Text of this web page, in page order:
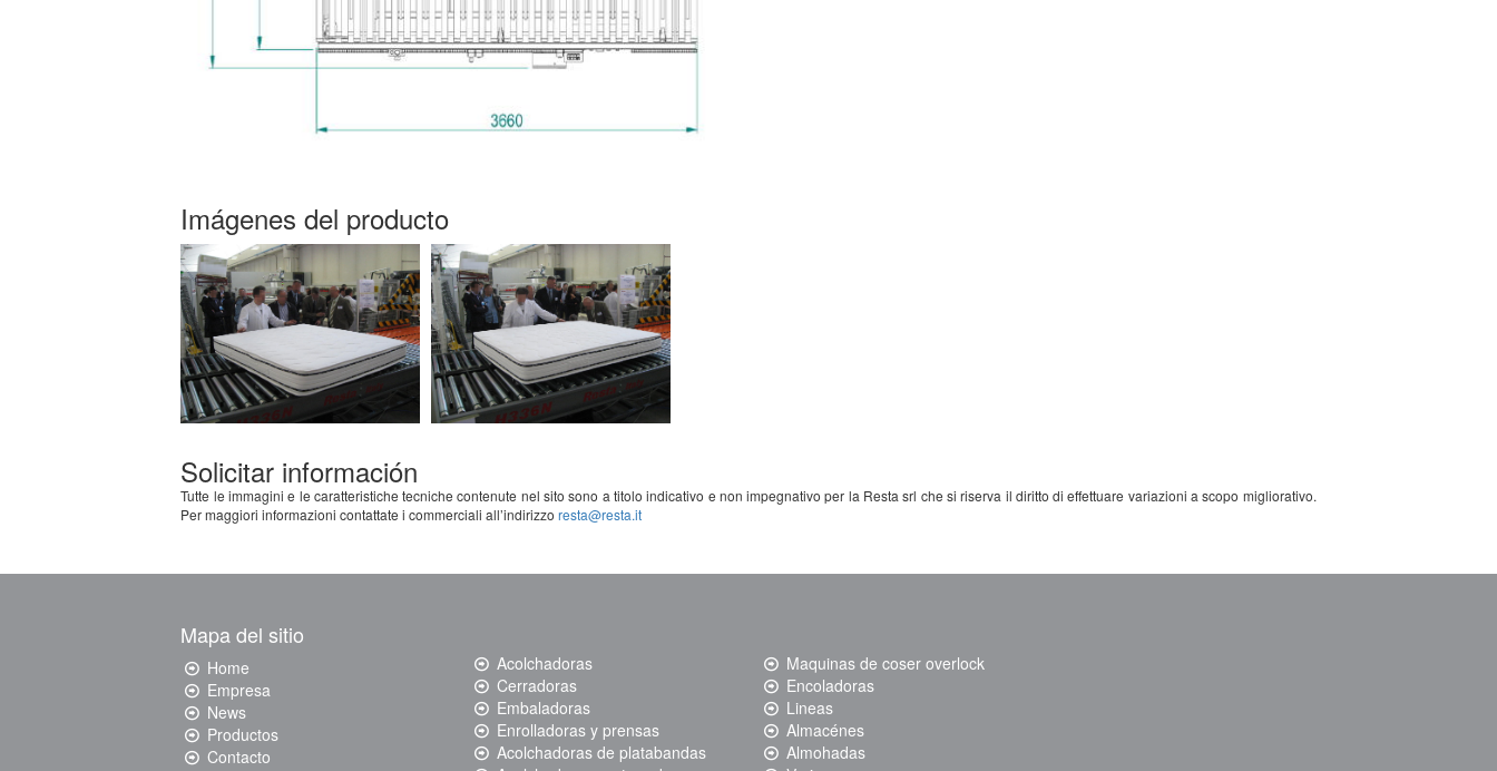
Imágenes del producto
Solicitar información
Tutte le immagini e le caratteristiche tecniche contenute nel sito sono a titolo indicativo e non impegnativo per la Resta srl che si riserva il diritto di effettuare variazioni a scopo migliorativo.
Per maggiori informazioni contattate i commerciali all’indirizzoresta@resta.it
Mapa del sitio
Home
Empresa
News
Productos
Contacto
Acolchadoras
Cerradoras
Embaladoras
Enrolladoras y prensas
Acolchadoras de platabandas
Maquinas de coser overlock
Encoladoras
Lineas
Almacén​es
Almohadas